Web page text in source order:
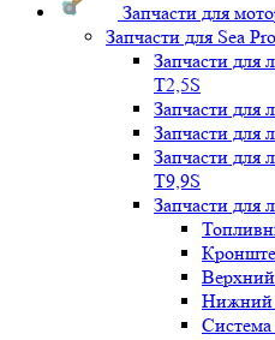
Запчасти для
Запчасти для Sea Pro
Запчасти для
Т2,5S
Запчасти для
Запчасти для
Запчасти для
T9,9S
Запчасти для
Верхний
Нижний
Система